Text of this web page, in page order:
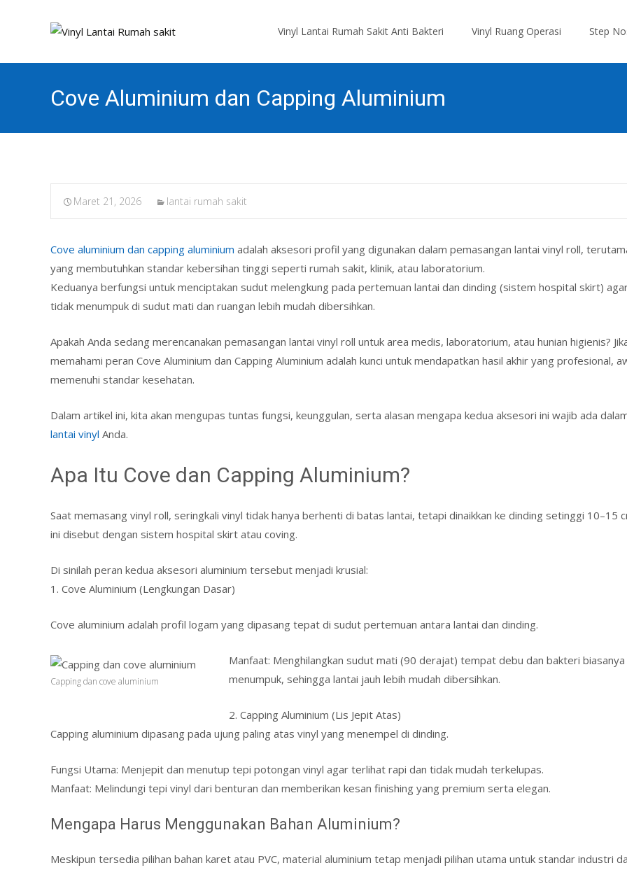
Vinyl Lantai Rumah Sakit Anti Bakteri Vinyl Ruang Operasi Step
Cove Aluminium dan Capping Aluminium
Maret 21, 2026 lantai rumah sakit
Cove aluminium dan capping aluminium adalah aksesori profil yang digunakan dalam pemasangan lantai vinyl roll,
yang membutuhkan standar kebersihan tinggi seperti rumah sakit, klinik, atau laboratorium.
Keduanya berfungsi untuk menciptakan sudut melengkung pada pertemuan lantai dan dinding (sistem hospital skirt)
tidak menumpuk di sudut mati dan ruangan lebih mudah dibersihkan.
Apakah Anda sedang merencanakan pemasangan lantai vinyl roll untuk area medis, laboratorium, atau hunian higienis?
memahami peran Cove Aluminium dan Capping Aluminium adalah kunci untuk mendapatkan hasil akhir yang profesional,
memenuhi standar kesehatan.
Dalam artikel ini, kita akan mengupas tuntas fungsi, keunggulan, serta alasan mengapa kedua aksesori ini wajib ada
lantai vinyl Anda.
Apa Itu Cove dan Capping Aluminium?
Saat memasang vinyl roll, seringkali vinyl tidak hanya berhenti di batas lantai, tetapi dinaikkan ke dinding setinggi 10–15
ini disebut dengan sistem hospital skirt atau coving.
Di sinilah peran kedua aksesori aluminium tersebut menjadi krusial:
1. Cove Aluminium (Lengkungan Dasar)
Cove aluminium adalah profil logam yang dipasang tepat di sudut pertemuan antara lantai dan dinding.
Capping dan cove aluminium
Manfaat: Menghilangkan sudut mati (90 derajat) tempat debu dan bakteri biasanya
menumpuk, sehingga lantai jauh lebih mudah dibersihkan.
2. Capping Aluminium (Lis Jepit Atas)
Capping aluminium dipasang pada ujung paling atas vinyl yang menempel di dinding.
Fungsi Utama: Menjepit dan menutup tepi potongan vinyl agar terlihat rapi dan tidak mudah terkelupas.
Manfaat: Melindungi tepi vinyl dari benturan dan memberikan kesan finishing yang premium serta elegan.
Mengapa Harus Menggunakan Bahan Aluminium?
Meskipun tersedia pilihan bahan karet atau PVC, material aluminium tetap menjadi pilihan utama untuk standar industri